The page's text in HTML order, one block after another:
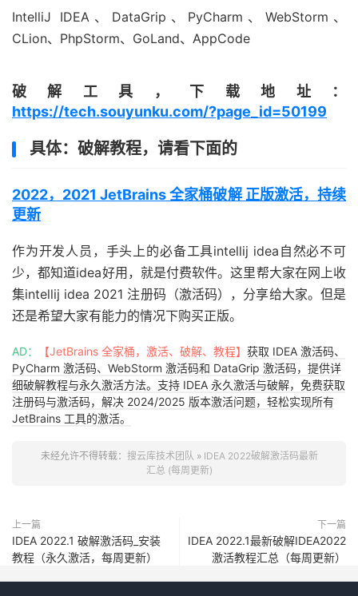
IntelliJ IDEA、DataGrip、PyCharm、WebStorm、
CLion、PhpStorm、GoLand、AppCode
破解工具，下载地址：
https://tech.souyunku.com/?page_id=50199
具体：破解教程，请看下面的
2022，2021 JetBrains 全家桶破解 正版激活，持续
更新
作为开发人员，手头上的必备工具intellij idea自然必不可
少，都知道idea好用，就是付费软件。这里帮大家在网上收
集intellij idea 2021 注册码（激活码），分享给大家。但是
还是希望大家有能力的情况下购买正版。
AD： 【JetBrains 全家桶，激活、破解、教程】 获取 IDEA 激活码、
PyCharm 激活码、WebStorm 激活码和 DataGrip 激活码，提供详
细破解教程与永久激活方法。支持 IDEA 永久激活与破解，免费获取
注册码与激活码，解决 2024/2025 版本激活问题，轻松实现所有
JetBrains 工具的激活。
未经允许不得转载： 搜云库技术团队 » IDEA 2022破解激活码最新
汇总 (每周更新)
上一篇
IDEA 2022.1 破解激活码_安装
教程（永久激活，每周更新）
下一篇
IDEA 2022.1最新破解IDEA2022
激活教程汇总（每周更新）